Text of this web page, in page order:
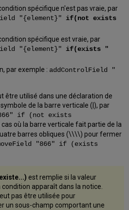
spécifique n'est pas vraie, par
"{element}" if(not exists
spécifique est vraie, par
"{element}" if(exists "
par exemple : addControlField "
être utilisé dans une déclaration de
de la barre verticale (|), par
if (not exists
cas où la barre verticale fait partie de la
barres obliques (\\\\) pour fermer
"866" if (exists
est remplie si la valeur
condition apparaît dans la notice.
pas être utilisée pour
un sous-champ comportant une